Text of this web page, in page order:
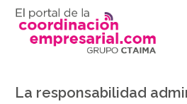
La responsabilidad